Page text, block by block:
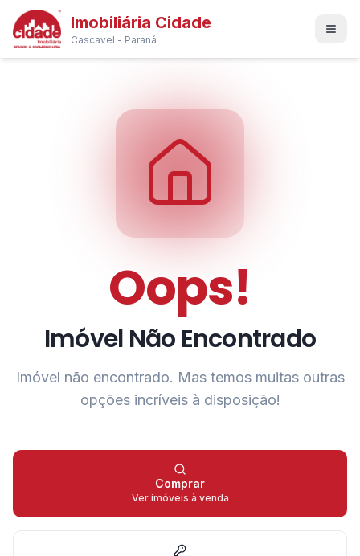
Imobiliária Cidade
Cascavel - Paraná
Oops!
Imóvel Não Encontrado
Imóvel não encontrado. Mas temos muitas outras
opções incríveis à disposição!
Comprar
Ver imóveis à venda